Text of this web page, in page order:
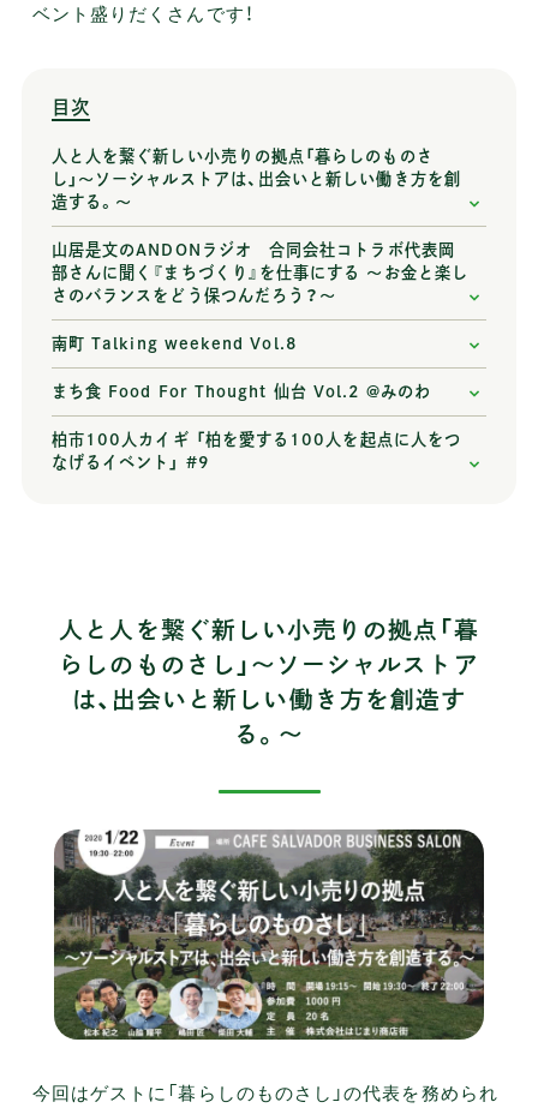
ベント盛りだくさんです！
目次
人と人を繋ぐ新しい小売りの拠点「暮らしのものさ
し」〜ソーシャルストアは、出会いと新しい働き方を創
造する。〜
山居是文のANDONラジオ 合同会社コトラボ代表岡
部さんに聞く『まちづくり』を仕事にする 〜お金と楽し
さのバランスをどう保つんだろう？〜
南町 Talking weekend Vol.8
まち食 Food For Thought 仙台 Vol.2 @みのわ
柏市100人カイギ 「柏を愛する100人を起点に人をつ
なげるイベント」 #9
人と人を繋ぐ新しい小売りの拠点「暮
らしのものさし」〜ソーシャルストア
は、出会いと新しい働き方を創造す
る。〜
今回はゲストに「暮らしのものさし」の代表を務められ